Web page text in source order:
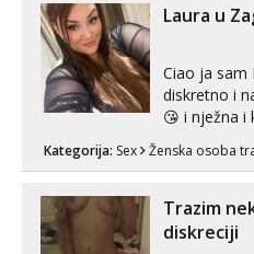
kombinacije
Laura u
Ciao ja sam
diskretno i
😘 i nježna i
Pusenje i
tijelu Iskljucivo neradim analni !!! I
Kategorija: Sex Ženska osoba
Trazim
diskreciji